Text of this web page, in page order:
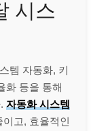
시스
템 자동화, 키
화 등을 통해
자동화 시스템
고, 효율적인